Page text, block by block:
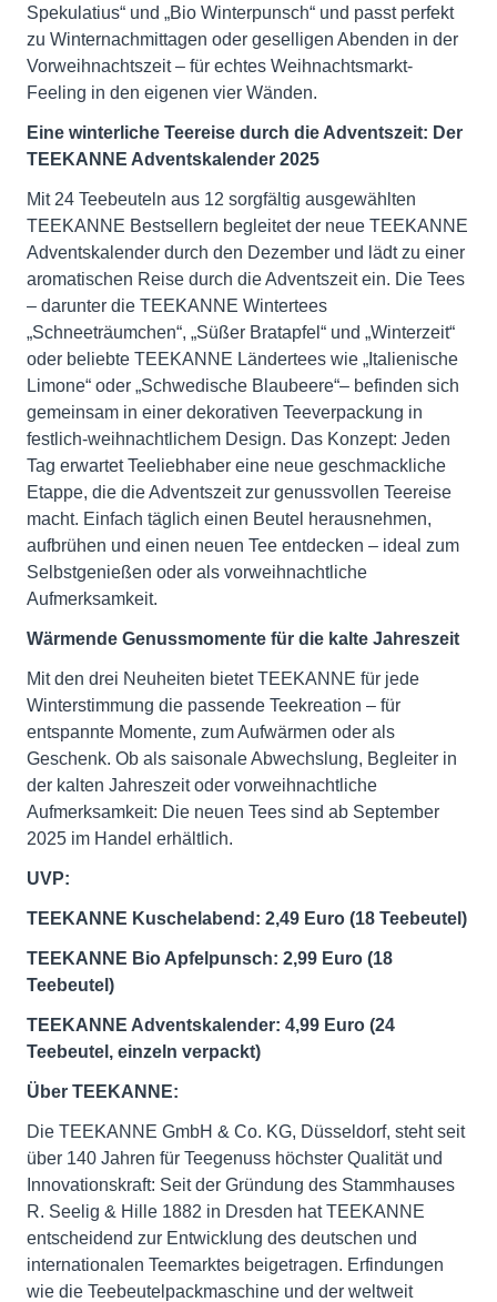
Spekulatius“ und „Bio Winterpunsch“ und passt perfekt
zu Winternachmittagen oder geselligen Abenden in der
Vorweihnachtszeit – für echtes Weihnachtsmarkt-
Feeling in den eigenen vier Wänden.
Eine winterliche Teereise durch die Adventszeit: Der
TEEKANNE Adventskalender 2025
Mit 24 Teebeuteln aus 12 sorgfältig ausgewählten
TEEKANNE Bestsellern begleitet der neue TEEKANNE
Adventskalender durch den Dezember und lädt zu einer
aromatischen Reise durch die Adventszeit ein. Die Tees
– darunter die TEEKANNE Wintertees
„Schneeträumchen“, „Süßer Bratapfel“ und „Winterzeit“
oder beliebte TEEKANNE Ländertees wie „Italienische
Limone“ oder „Schwedische Blaubeere“– befinden sich
gemeinsam in einer dekorativen Teeverpackung in
festlich-weihnachtlichem Design. Das Konzept: Jeden
Tag erwartet Teeliebhaber eine neue geschmackliche
Etappe, die die Adventszeit zur genussvollen Teereise
macht. Einfach täglich einen Beutel herausnehmen,
aufbrühen und einen neuen Tee entdecken – ideal zum
Selbstgenießen oder als vorweihnachtliche
Aufmerksamkeit.
Wärmende Genussmomente für die kalte Jahreszeit
Mit den drei Neuheiten bietet TEEKANNE für jede
Winterstimmung die passende Teekreation – für
entspannte Momente, zum Aufwärmen oder als
Geschenk. Ob als saisonale Abwechslung, Begleiter in
der kalten Jahreszeit oder vorweihnachtliche
Aufmerksamkeit: Die neuen Tees sind ab September
2025 im Handel erhältlich.
UVP:
TEEKANNE Kuschelabend: 2,49 Euro (18 Teebeutel)
TEEKANNE Bio Apfelpunsch: 2,99 Euro (18
Teebeutel)
TEEKANNE Adventskalender: 4,99 Euro (24
Teebeutel, einzeln verpackt)
Über TEEKANNE:
Die TEEKANNE GmbH & Co. KG, Düsseldorf, steht seit
über 140 Jahren für Teegenuss höchster Qualität und
Innovationskraft: Seit der Gründung des Stammhauses
R. Seelig & Hille 1882 in Dresden hat TEEKANNE
entscheidend zur Entwicklung des deutschen und
internationalen Teemarktes beigetragen. Erfindungen
wie die Teebeutelpackmaschine und der weltweit